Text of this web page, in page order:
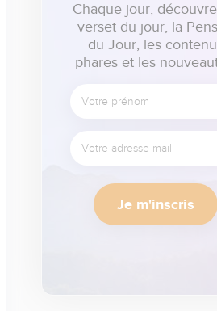
Chaque jour,
verset du jour, la
du Jour, les
phares et les
Je m'inscris